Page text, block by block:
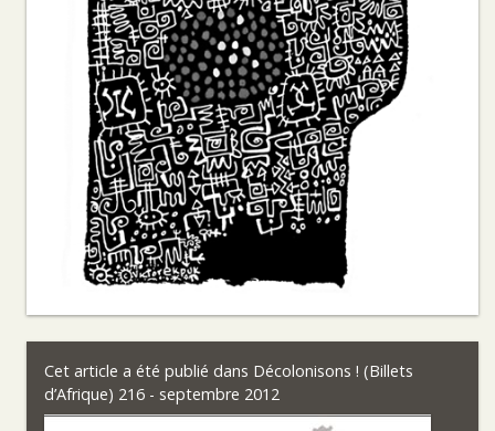
Cet article a été publié dans Décolonisons ! (Billets
d’Afrique) 216 - septembre 2012